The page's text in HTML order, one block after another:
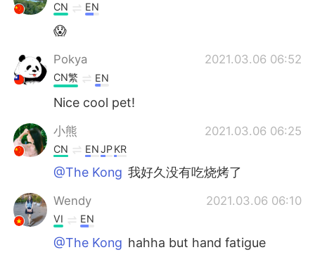
CN EN
😱
Pokya 2021.03.06 06:52
CN繁 EN
Nice cool pet!
小熊 2021.03.06 06:25
CN ENJPKR
@The Kong 我好久没有吃烧烤了
Wendy 2021.03.06 06:10
VI EN
@The Kong hahha but hand fatigue